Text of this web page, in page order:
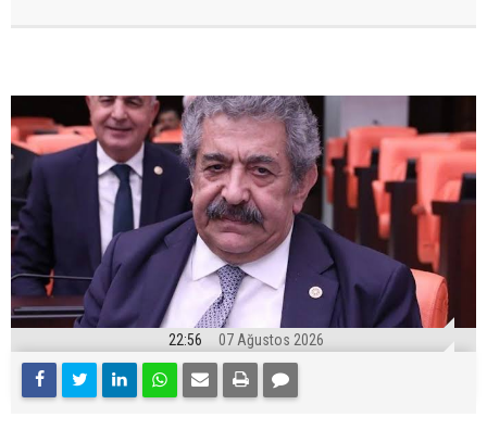
22:56 07 Ağustos 2026